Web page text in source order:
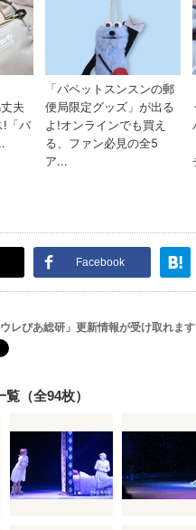
Facebook
ウレぴあ総研」更新情報が受け取れます
（全94枚）